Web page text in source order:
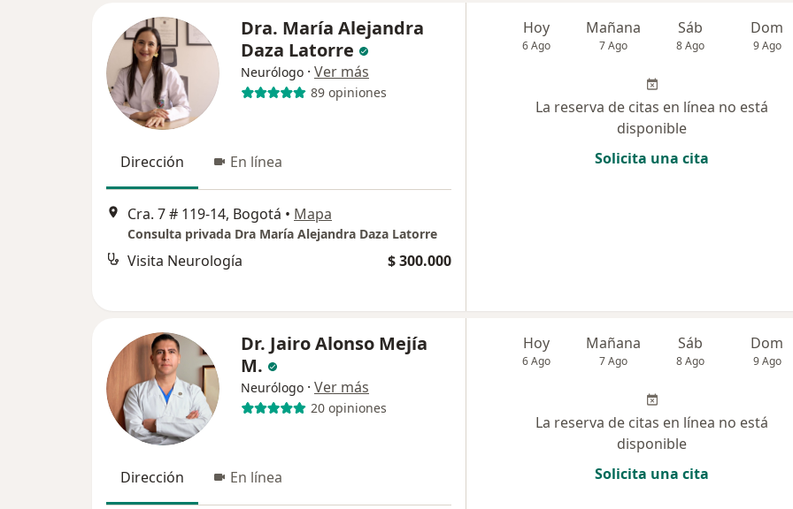
Dra. María Alejandra
Daza Latorre
Neurólogo · Ver más
89 opiniones
Dirección En línea
Cra. 7 # 119-14, Bogotá • Mapa
Consulta privada Dra María Alejandra Daza Latorre
Visita Neurología $ 300.000
Hoy
6 Ago
Mañana
7 Ago
Sáb
8 Ago
Dom
9 Ago
La reserva de citas en línea no está
disponible
Solicita una cita
Dr. Jairo Alonso Mejía
M.
Neurólogo · Ver más
20 opiniones
Dirección En línea
Hoy
6 Ago
Mañana
7 Ago
Sáb
8 Ago
Dom
9 Ago
La reserva de citas en línea no está
disponible
Solicita una cita